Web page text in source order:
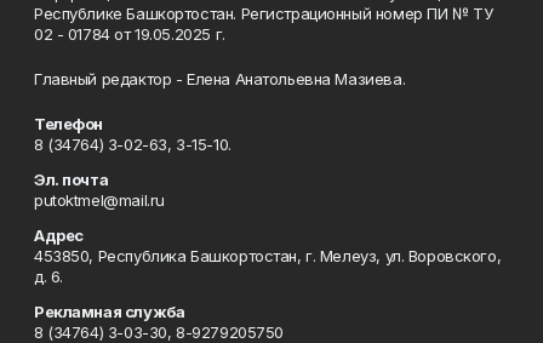
Республике Башкортостан. Регистрационный номер ПИ № ТУ
02 - 01784 от 19.05.2025 г.
Главный редактор - Елена Анатольевна Мазиева.
Телефон
8 (34764) 3-02-63, 3-15-10.
Эл. почта
putoktmel@mail.ru
Адрес
453850, Республика Башкортостан, г. Мелеуз, ул. Воровского,
д. 6.
Рекламная служба
8 (34764) 3-03-30, 8-9279205750